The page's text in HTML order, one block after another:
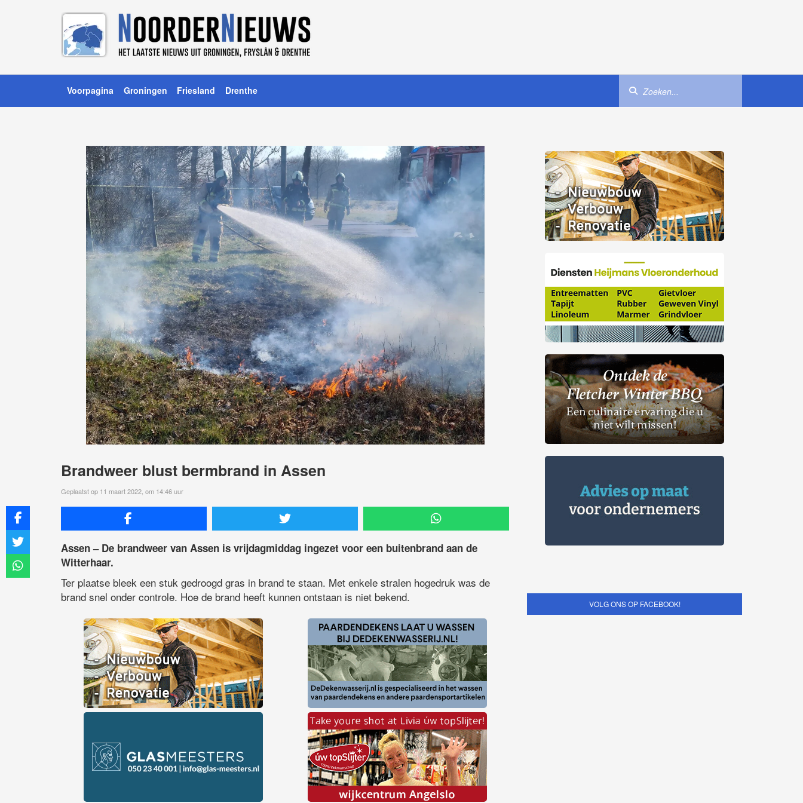
Voorpagina Groningen Friesland Drenthe
Brandweer blust bermbrand in Assen
Geplaatst op 11 maart 2022, om 14:46 uur
Assen – De brandweer van Assen is vrijdagmiddag ingezet voor een buitenbrand aan de
Witterhaar.
Ter plaatse bleek een stuk gedroogd gras in brand te staan. Met enkele stralen hogedruk was de
brand snel onder controle. Hoe de brand heeft kunnen ontstaan is niet bekend.
VOLG ONS OP FACEBOOK!